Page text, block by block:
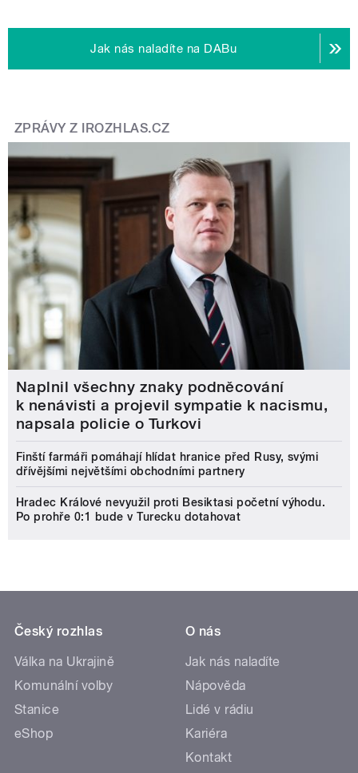
Jak nás naladíte na DABu
ZPRÁVY Z IROZHLAS.CZ
Naplnil všechny znaky podněcování
k nenávisti a projevil sympatie k nacismu,
napsala policie o Turkovi
Finští farmáři pomáhají hlídat hranice před Rusy, svými
dřívějšími největšími obchodními partnery
Hradec Králové nevyužil proti Besiktasi početní výhodu.
Po prohře 0:1 bude v Turecku dotahovat
Český rozhlas
Válka na Ukrajině
Komunální volby
Stanice
eShop
O nás
Jak nás naladíte
Nápověda
Lidé v rádiu
Kariéra
Kontakt